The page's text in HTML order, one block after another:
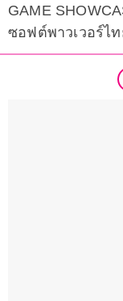
GAME
ซอฟต์พาวเวอร์ไ